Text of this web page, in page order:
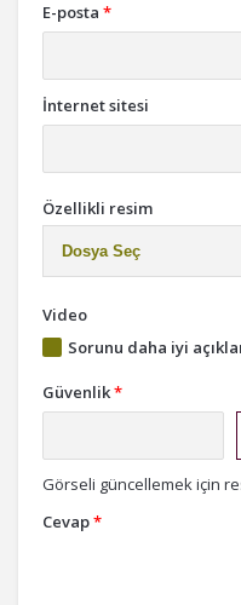
E-posta *
İnternet sitesi
Özellikli resim
Dosya Seç
Video
Sorunu daha iyi
Güvenlik*
Görseli güncellemek için
Cevap*